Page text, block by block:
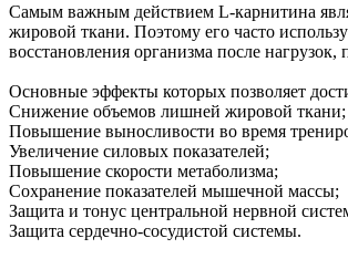
Самым важным действием L-карнитина
жировой ткани. Поэтому его часто
восстановления организма после
Основные эффекты которых позволяет
Снижение объемов лишней жировой ткани;
Повышение выносливости во время
Увеличение силовых показателей;
Повышение скорости метаболизма;
Сохранение показателей мышечной массы;
Защита и тонус центральной нервной
Защита сердечно-сосудистой системы.